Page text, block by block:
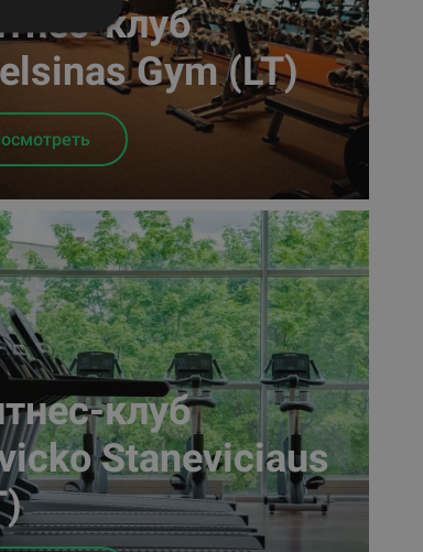
клуб
Gym (LT)
клуб
Staneviciaus